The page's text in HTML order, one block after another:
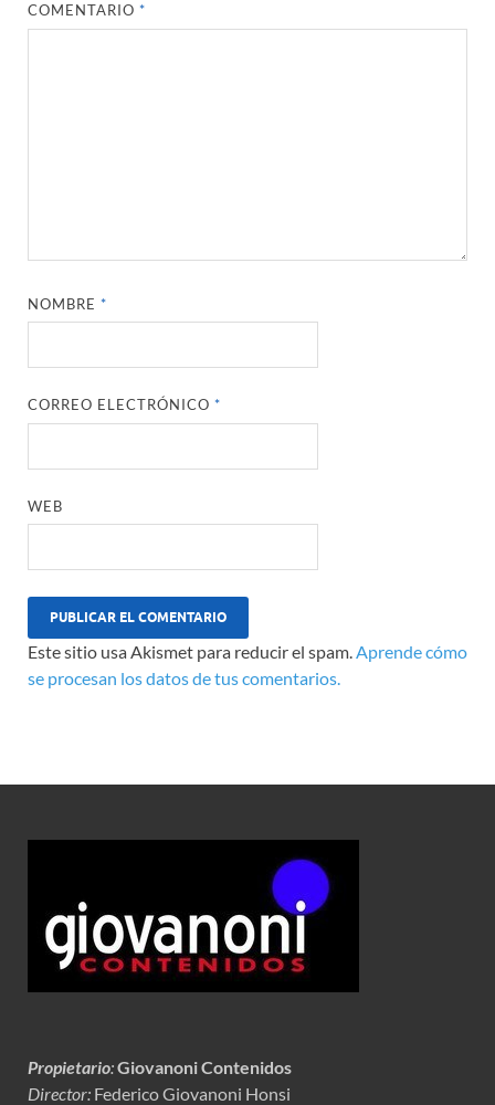
COMENTARIO*
NOMBRE*
CORREO ELECTRÓNICO*
WEB
Este sitio usa Akismet para reducir el spam.Aprende cómo
se procesan los datos de tus comentarios.
Propietario:Giovanoni Contenidos
Director: Federico Giovanoni Honsi